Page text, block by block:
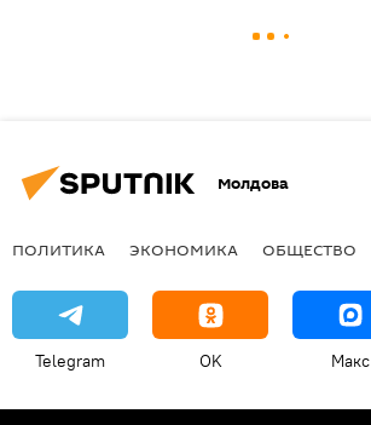
Молдова
ПОЛИТИКА ЭКОНОМИКА ОБЩЕСТВО
Telegram OK Макс